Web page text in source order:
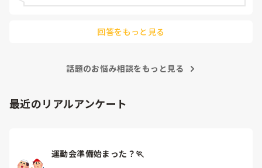
回答をもっと見る
話題のお悩み相談をもっと見る
最近のリアルアンケート
運動会準備始まった？🏃